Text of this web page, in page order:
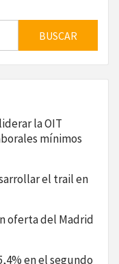
la OIT
mínimos
el trail en
oferta del Madrid
en el segundo